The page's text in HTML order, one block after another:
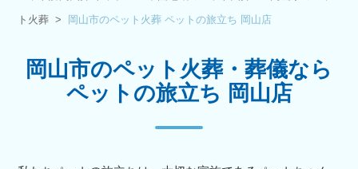
ト火葬
岡山市のペット火葬 ペットの旅立ち 岡山店
岡山市のペット火葬・葬儀なら
ペットの旅立ち 岡山店